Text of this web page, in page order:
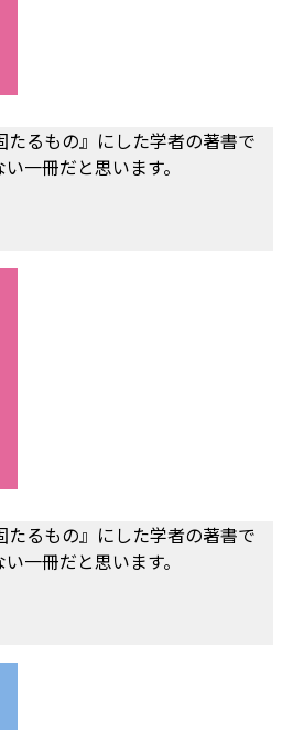
たるもの』にした学者の著書で
一冊だと思います。
たるもの』にした学者の著書で
一冊だと思います。